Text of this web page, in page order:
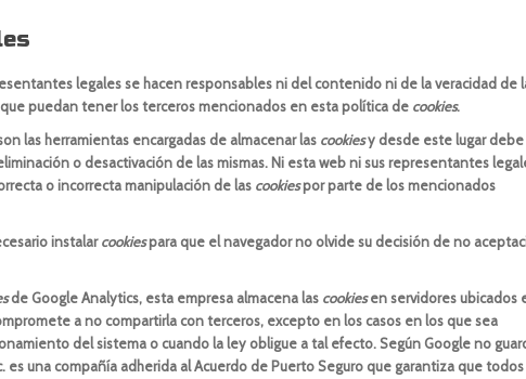
legales se hacen responsables ni del contenido ni de la veracidad de
puedan tener los terceros mencionados en esta política de cookies.
las herramientas encargadas de almacenar las cookiesy desde este lugar debe
o desactivación de las mismas. Ni esta web ni sus representantes
o incorrecta manipulación de las cookiespor parte de los mencionados
instalarcookiespara que el navegador no olvide su decisión de no
de Google Analytics, esta empresa almacena las cookiesen servidores ubicados
a no compartirla con terceros, excepto en los casos en los que sea
del sistema o cuando la ley obligue a tal efecto. Según Google no
es una compañía adherida al Acuerdo de Puerto Seguro que garantiza que todos